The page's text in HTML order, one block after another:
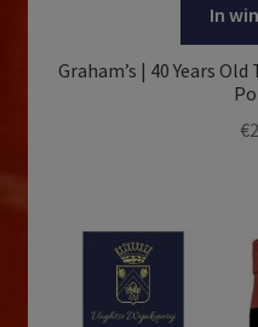
In
Graham’s | 40 Years
€